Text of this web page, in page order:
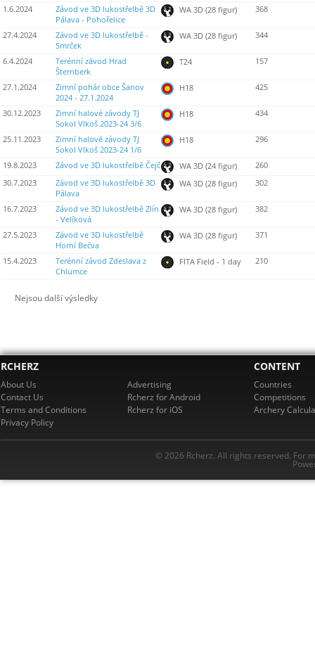
1.6.2024
Závod ve 3D lukostřelbě 3D
Pálava - Pohořelice
WA 3D (28 figur) 368
27.4.2024
Závod ve 3D lukostřelbě -
Smrček
WA 3D (28 figur) 344
6.4.2024
Terénní závod Hrad
Šternberk
T24 157
27.1.2024
Zimní pohár obce Šanov
2024 - 27.1.2024
H18 425
30.12.2023
Zimní halové závody TJ
Sokol Vlkoš 2023-24 3/6
H18 434
25.11.2023
Zimní halové závody TJ
Sokol Vlkoš 2023-24 1/6
H18 296
19.8.2023 Závod ve 3D lukostřelbě Čejč WA 3D (24 figur)
260
30.7.2023
Závod ve 3D lukostřelbě 3D
Pálava
WA 3D (28 figur) 302
16.7.2023
Závod ve 3D lukostřelbě Zlín
- Velíková
WA 3D (28 figur) 382
27.5.2023
Závod ve 3D lukostřelbě
Horní Bečva
WA 3D (28 figur) 371
15.4.2023
Terénní závod Zdeslava z
Chlumce
FITA Field - 1 day 210
Nejsou další výsledky
RCHERZ
About Us
Contact Us
Terms and Conditions
Privacy Policy
Advertising
Rcherz for Android
Rcherz for iOS
CONTENT
Countries
Competitions
Archery
© 2026 Rcherz. All rights reserved. For